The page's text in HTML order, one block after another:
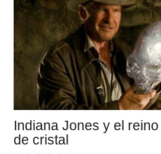
Indiana Jones y el
de cristal